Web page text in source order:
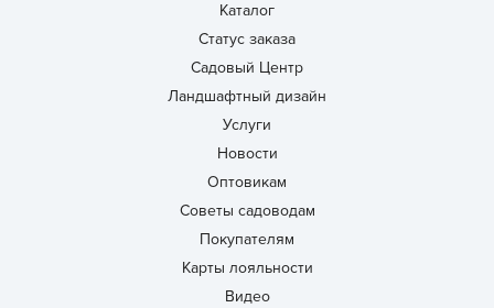
Каталог
Статус заказа
Садовый Центр
Ландшафтный дизайн
Услуги
Новости
Оптовикам
Советы садоводам
Покупателям
Карты лояльности
Видео